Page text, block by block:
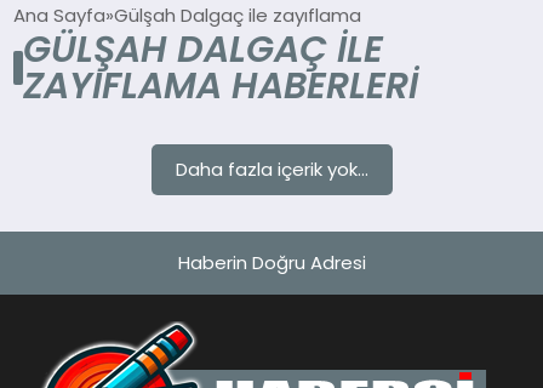
YAŞAM
EĞITIM
Ana Sayfa Gülşah Dalgaç ile zayıflama
GÜLŞAH DALGAÇ ILE
ZAYIFLAMA HABERLERI
Daha fazla içerik yok...
Haberin Doğru Adresi